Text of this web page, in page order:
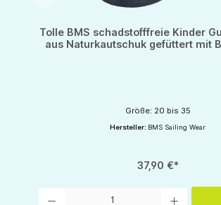
Tolle BMS schadstofffreie Kinder
aus Naturkautschuk gefüttert mit
Größe: 20 bis 35
Hersteller: BMS Sailing Wear
37,90 €*